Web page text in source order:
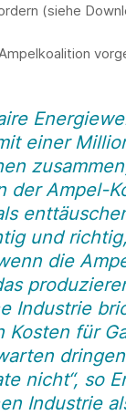
(siehe
einer
der Ampel-
und
die
Industrie
Kosten für
nicht“, so
Industrie